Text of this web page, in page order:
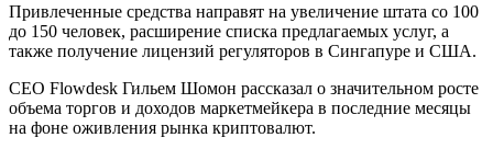
Привлеченные средства направят на увеличение штата со 100
до 150 человек, расширение списка предлагаемых услуг, а
также получение лицензий регуляторов в Сингапуре и США.
CEO Flowdesk Гильем Шомон рассказал о значительном росте
объема торгов и доходов маркетмейкера в последние месяцы
на фоне оживления рынка криптовалют.